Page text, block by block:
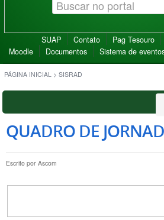
SUAP Contato Pag Tesouro
Moodle
Documentos Sistema de
PÁGINA INICIAL > SISRAD
QUADRO DE
Escrito por Ascom